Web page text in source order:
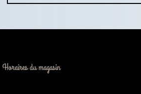
Horaires du magasin